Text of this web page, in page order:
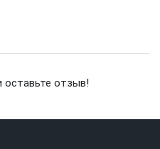
оставьте отзыв!